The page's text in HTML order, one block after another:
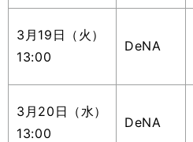
3月19日（火）
13:00
DeNA
3月20日（水）
13:00
DeNA